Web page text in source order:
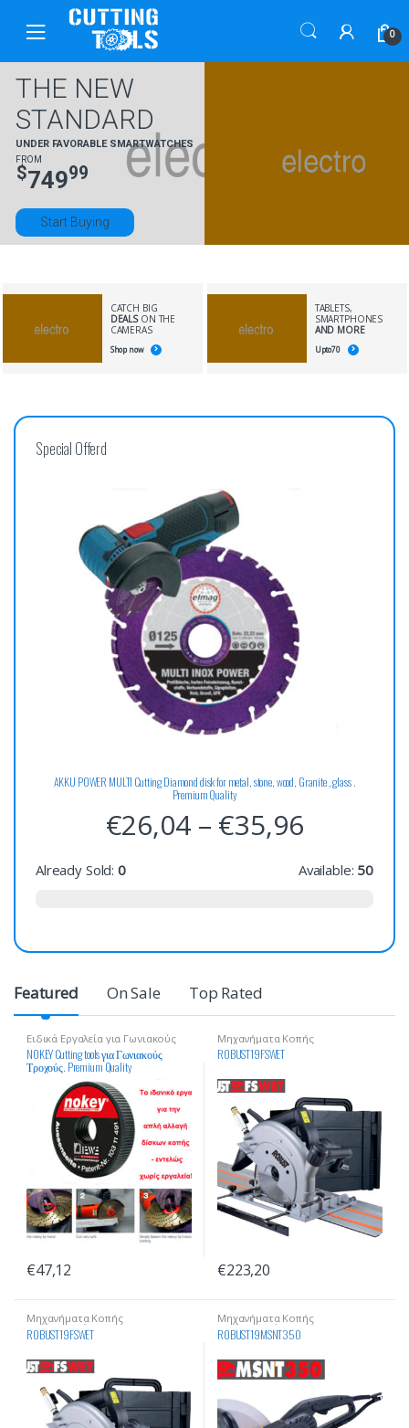
0
THE NEW
STANDARD
UNDER FAVORABLE SMARTWATCHES
FROM
$74999
Start Buying
CATCH BIG
DEALSON THE
CAMERAS
Shop now
TABLETS,
SMARTPHONES
AND MORE
Upto70
Special Offerd
AKKU POWER MULTI Cutting Diamond disk for metal, stone, wood, Granite , glass .
Premium Quality
€26,04– €35,96
Already Sold:0 Available: 50
Featured On Sale Top Rated
Ειδικά Εργαλεία για Γωνιακούς
Τροχούς
NOKEY Cutting tools για Γωνιακούς
Τροχούς. Premium Quality
€47,12
Μηχανήματα Κοπής
Οικοδομικών Υλικών
ROBUST19FSWET
€223,20
Μηχανήματα Κοπής
Οικοδομικών Υλικών
ROBUST19FSWET
Μηχανήματα Κοπής
Οικοδομικών Υλικών
ROBUST19MSNT350